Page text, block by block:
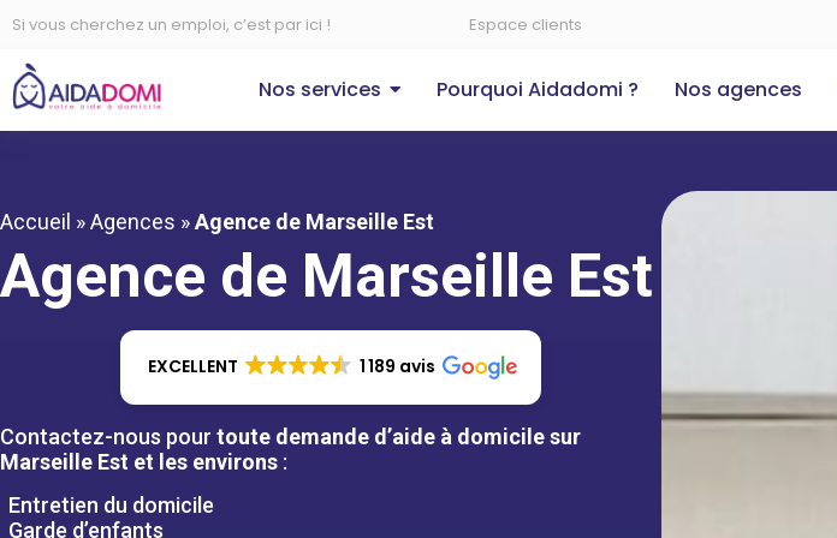
Si vous cherchez un emploi, c’est par ici ! Espace clients
Nos services Pourquoi Aidadomi ? Nos agences
Accueil »Agences »Agence de Marseille Est
Agence de Marseille Est
EXCELLENT 1 189 avis
Contactez-nous pour toute demande d’aide à domicile sur
Marseille Est et les environs :
Entretien du domicile
Garde d’enfants